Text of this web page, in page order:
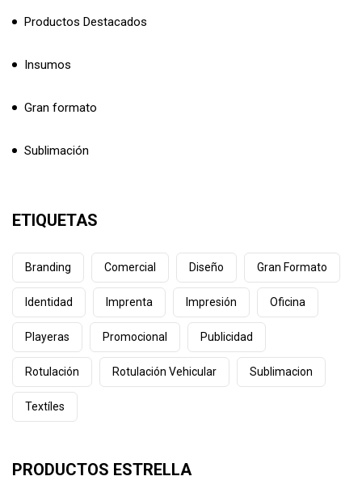
Productos Destacados
Insumos
Gran formato
Sublimación
ETIQUETAS
Branding Comercial Diseño Gran Formato
Identidad Imprenta Impresión Oficina
Playeras Promocional Publicidad
Rotulación Rotulación Vehicular Sublimacion
Textíles
PRODUCTOS ESTRELLA